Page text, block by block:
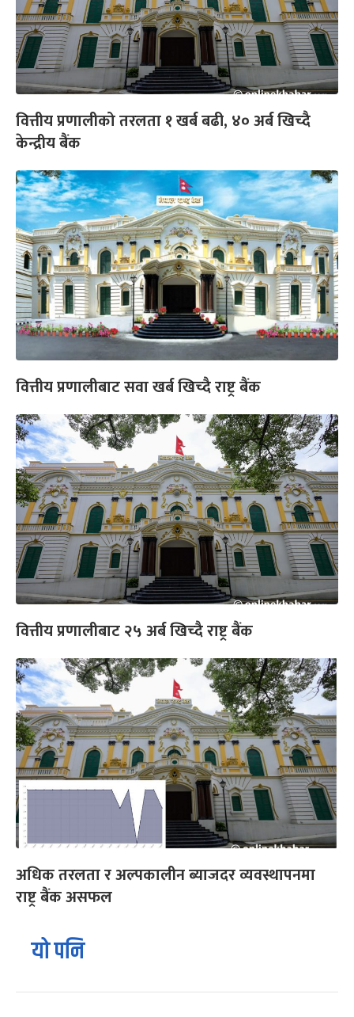
वित्तीय प्रणालीको तरलता १ खर्ब बढी, ४० अर्ब खिच्दै
केन्द्रीय बैंक
वित्तीय प्रणालीबाट सवा खर्ब खिच्दै राष्ट्र बैंक
वित्तीय प्रणालीबाट २५ अर्ब खिच्दै राष्ट्र बैंक
अधिक तरलता र अल्पकालीन ब्याजदर व्यवस्थापनमा
राष्ट्र बैंक असफल
यो पनि